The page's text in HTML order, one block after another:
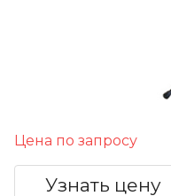
Цена по запросу
Узнать цену